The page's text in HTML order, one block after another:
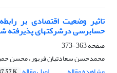
تاثیر وضعیت اقتصادی بر
حسابرسی درشرکتهای پذیرفته
صفحه363-373
محمدحسن سعادتیان فریور، محسن